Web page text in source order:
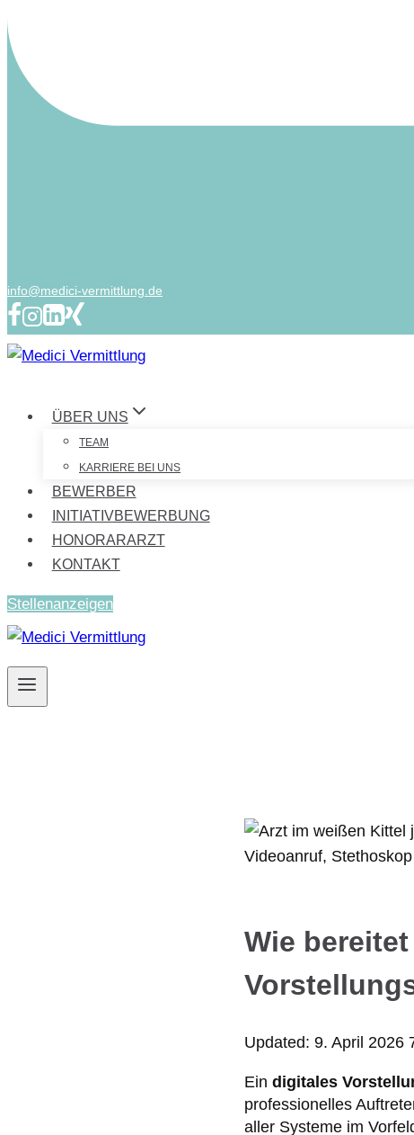
info@medici-vermittlung.de
ÜBER UNS
TEAM
KARRIERE BEI UNS
BEWERBER
INITIATIVBEWERBUNG
HONORARARZT
KONTAKT
Stellenanzeigen
Wie
Updated: 9. April 2026
Ein digitales
professionelles
aller Systeme im